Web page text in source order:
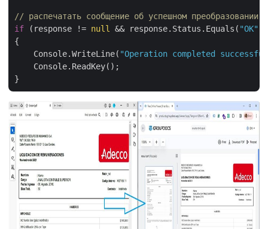
// распечатать сообщение об успешном преобразовании
if (response != null && response.Status.Equals( "OK"
{
    Console.WriteLine(
"Operation completed
    Console.ReadKey();